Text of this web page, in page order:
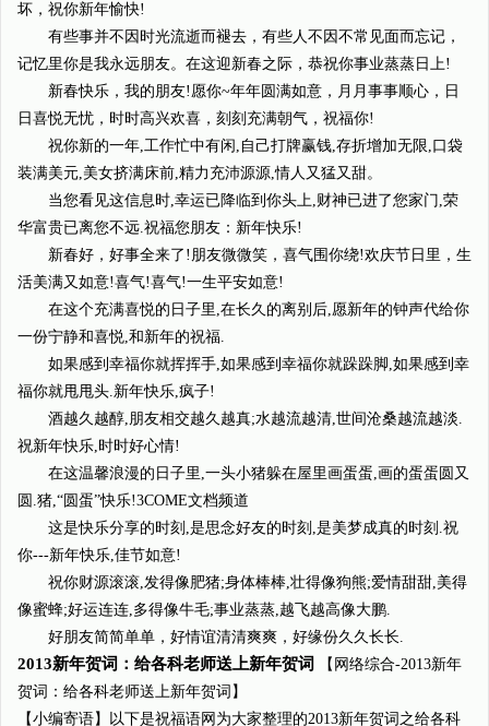
坏，祝你新年愉快!
有些事并不因时光流逝而褪去，有些人不因不常见面而忘记，
记忆里你是我永远朋友。在这迎新春之际，恭祝你事业蒸蒸日上!
新春快乐，我的朋友!愿你~年年圆满如意，月月事事顺心，日
日喜悦无忧，时时高兴欢喜，刻刻充满朝气，祝福你!
祝你新的一年,工作忙中有闲,自己打牌赢钱,存折增加无限,口袋
装满美元,美女挤满床前,精力充沛源源,情人又猛又甜。
当您看见这信息时,幸运已降临到你头上,财神已进了您家门,荣
华富贵已离您不远.祝福您朋友：新年快乐!
新春好，好事全来了!朋友微微笑，喜气围你绕!欢庆节日里，生
活美满又如意!喜气!喜气!一生平安如意!
在这个充满喜悦的日子里,在长久的离别后,愿新年的钟声代给你
一份宁静和喜悦,和新年的祝福.
如果感到幸福你就挥挥手,如果感到幸福你就跺跺脚,如果感到幸
福你就甩甩头.新年快乐,疯子!
酒越久越醇,朋友相交越久越真;水越流越清,世间沧桑越流越淡.
祝新年快乐,时时好心情!
在这温馨浪漫的日子里,一头小猪躲在屋里画蛋蛋,画的蛋蛋圆又
圆.猪,“圆蛋”快乐!3COME文档频道
这是快乐分享的时刻,是思念好友的时刻,是美梦成真的时刻.祝
你---新年快乐,佳节如意!
祝你财源滚滚,发得像肥猪;身体棒棒,壮得像狗熊;爱情甜甜,美得
像蜜蜂;好运连连,多得像牛毛;事业蒸蒸,越飞越高像大鹏.
好朋友简简单单，好情谊清清爽爽，好缘份久久长长.
2013新年贺词：给各科老师送上新年贺词
【网络综合-2013新年
贺词：给各科老师送上新年贺词】
【小编寄语】以下是祝福语网为大家整理的2013新年贺词之给各科